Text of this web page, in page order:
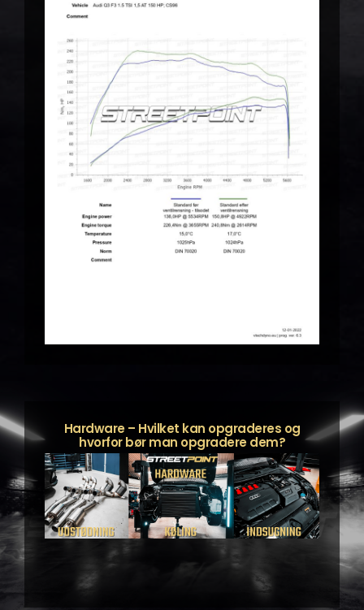
Hardware – Hvilket kan opgraderes og
hvorfor bør man opgradere dem?